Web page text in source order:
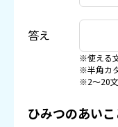
答え
※使える
※半角カ
※2〜20
ひみつのあい